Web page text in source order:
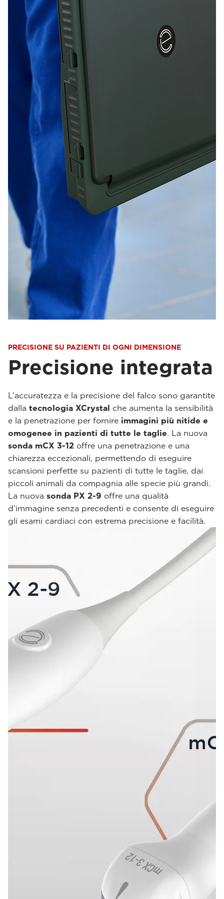
PRECISIONE SU PAZIENTI DI OGNI DIMENSIONE
Precisione integrata
L’accuratezza e la precisione del falco sono garantite
dalla tecnologia XCrystal che aumenta la sensibilità
e la penetrazione per fornire immagini più nitide e
omogenee in pazienti di tutte le taglie. La nuova
sonda mCX 3-12 offre una penetrazione e una
chiarezza eccezionali, permettendo di eseguire
scansioni perfette su pazienti di tutte le taglie, dai
piccoli animali da compagnia alle specie più grandi.
La nuova sonda PX 2-9 offre una qualità
d’immagine senza precedenti e consente di eseguire
gli esami cardiaci con estrema precisione e facilità.